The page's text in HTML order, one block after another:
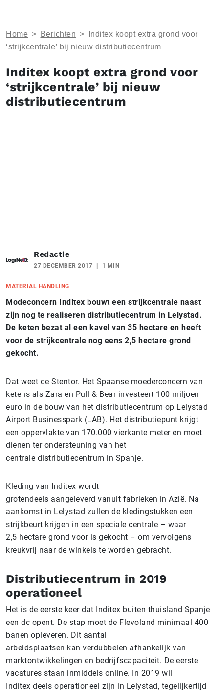
Home > Berichten >
Inditex koopt extra grond voor
‘strijkcentrale’ bij nieuw distributiecentrum
Inditex koopt extra grond voor
‘strijkcentrale’ bij nieuw
distributiecentrum
Redactie
27 DECEMBER 2017 1 MIN
MATERIAL HANDLING
Modeconcern Inditex bouwt een strijkcentrale naast
zijn nog te realiseren distributiecentrum in Lelystad.
De keten bezat al een kavel van 35 hectare en heeft
voor de strijkcentrale nog eens 2,5 hectare grond
gekocht.
Dat weet de Stentor. Het Spaanse moederconcern van
ketens als Zara en Pull & Bear investeert 100 miljoen
euro in de bouw van het distributiecentrum op Lelystad
Airport Businesspark (LAB). Het distributiepunt krijgt
een oppervlakte van 170.000 vierkante meter en moet
dienen ter ondersteuning van het
centrale distributiecentrum in Spanje.
Kleding van Inditex wordt
grotendeels aangeleverd vanuit fabrieken in Azië. Na
aankomst in Lelystad zullen de kledingstukken een
strijkbeurt krijgen in een speciale centrale – waar
2,5 hectare grond voor is gekocht – om vervolgens
kreukvrij naar de winkels te worden gebracht.
Distributiecentrum in 2019
operationeel
Het is de eerste keer dat Inditex buiten thuisland Spanje
een dc opent. De stap moet de Flevoland minimaal 400
banen opleveren. Dit aantal
arbeidsplaatsen kan verdubbelen afhankelijk van
marktontwikkelingen en bedrijfscapaciteit. De eerste
vacatures staan inmiddels online. In 2019 wil
Inditex deels operationeel zijn in Lelystad, tegelijkertijd